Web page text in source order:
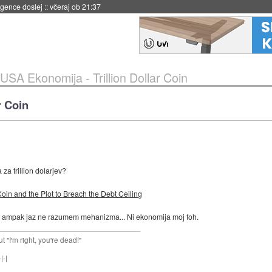
doslej ::včeraj ob 21:37
USA Ekonomija - Trillion Dollar Coin
Coin
za trillion dolarjev?
and the Plot to Breach the Debt Ceiling
jaz ne razumem mehanizma... Ni ekonomija moj foh.
"I'm right, you're dead!"
|